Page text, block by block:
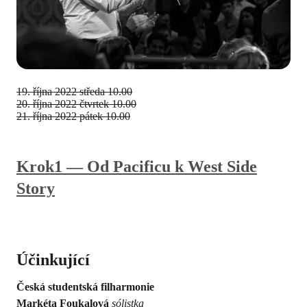
Krok1 — Od Pacificu k West Side
Story
Účinkující
Česká studentská filharmonie
Markéta Foukalová sólistka
19. října 2022 středa 10.00
20. října 2022 čtvrtek 10.00
21. října 2022 pátek 10.00